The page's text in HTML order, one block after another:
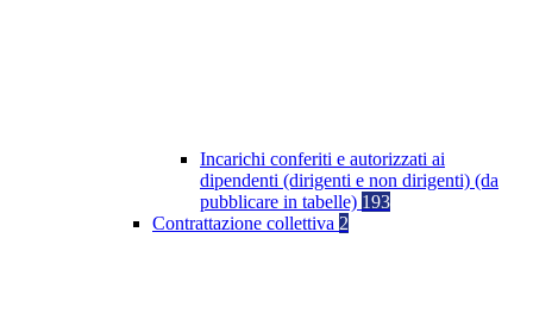
Incarichi conferiti e autorizzati ai
dipendenti (dirigenti e non dirigenti) (da
pubblicare in tabelle) 193
Contrattazione collettiva 2